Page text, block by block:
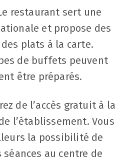
restaurant sert une
et propose des
plats à la carte.
de buffets peuvent
être préparés.
de l’accès gratuit à la
l’établissement. Vous
la possibilité de
séances au centre de